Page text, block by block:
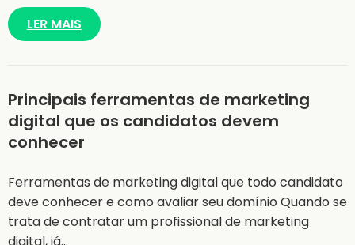
LER MAIS
Principais ferramentas de marketing
digital que os candidatos devem
conhecer
Ferramentas de marketing digital que todo candidato
deve conhecer e como avaliar seu domínio Quando se
trata de contratar um profissional de marketing